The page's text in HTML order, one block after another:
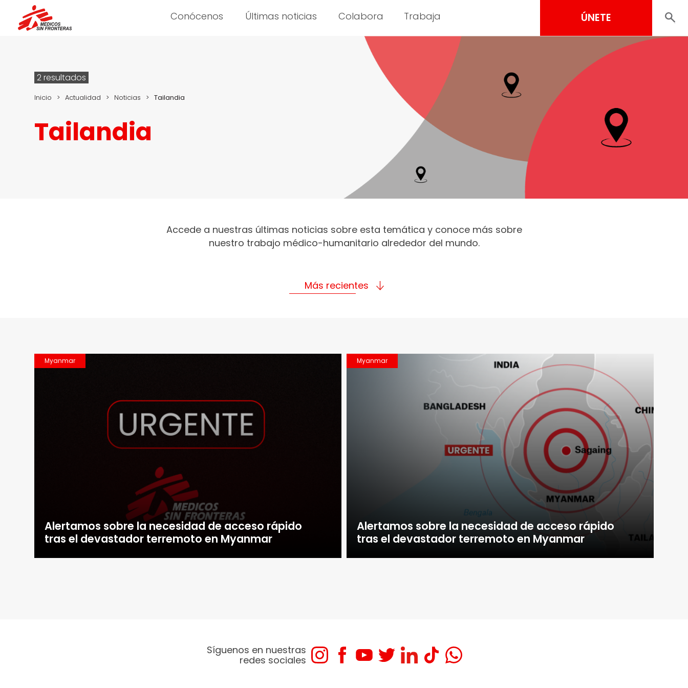
Conócenos Últimas noticias Colabora Trabaja ÚNETE
2 resultados
Inicio > Actualidad > Noticias > Tailandia
Tailandia
Accede a nuestras últimas noticias sobre esta temática y conoce más sobre
nuestro trabajo médico-humanitario alrededor del mundo.
Más recientes
Myanmar
Alertamos sobre la necesidad de acceso rápido
tras el devastador terremoto en Myanmar
Myanmar
Alertamos sobre la necesidad de acceso rápido
tras el devastador terremoto en Myanmar
Síguenos en nuestras
redes sociales